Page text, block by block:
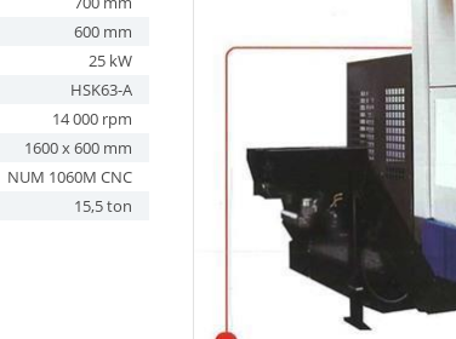
600 mm
25 kW
HSK63-A
14 000 rpm
1600 x 600 mm
NUM 1060M CNC
15,5 ton